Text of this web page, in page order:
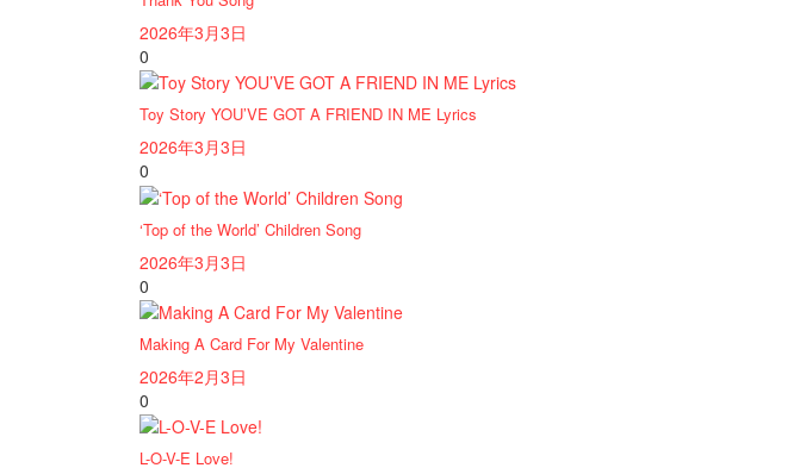
2026年3月3日
0
Toy Story YOU’VE GOT A FRIEND IN ME Lyrics
2026年3月3日
0
‘Top of the World’ Children Song
2026年3月3日
0
Making A Card For My Valentine
2026年2月3日
0
L-O-V-E Love!